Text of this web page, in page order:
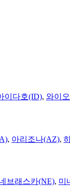
이다호(ID), 와이
, 아리조나(AZ),
브래스카(NE), 미